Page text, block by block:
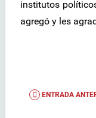
institutos
agregó y les
ENTRADA